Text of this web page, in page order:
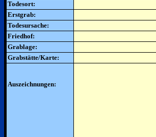
Todesort:
Erstgrab:
Todesursache:
Friedhof:
Grablage:
Grabstätte/Karte:
Auszeichnungen: